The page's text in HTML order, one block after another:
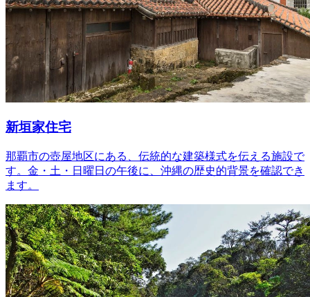
新垣家住宅
那覇市の壺屋地区にある、伝統的な建築様式を伝える施設で
す。金・土・日曜日の午後に、沖縄の歴史的背景を確認でき
ます。